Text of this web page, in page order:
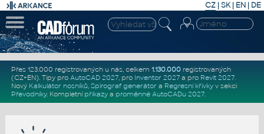
CZ | SK| EN | DE
Přes 123.000 registrovaných u nás, celkem 1.130.000registrovaných
(CZ+EN). Tipy pro AutoCAD 2027, pro Inventor 2027a pro Revit 2027.
Nový Kalkulátor nosníků, Spirograf generátor a Regresní křivkyv sekci
Převodníky. Kompletní příkazya proměnné AutoCADu 2027.